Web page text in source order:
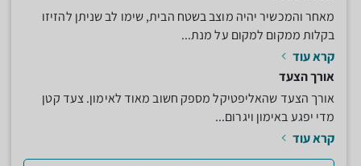
מאחר והמכשיר יהיה מוצב בשטח הבית, שימו לב שניתן להזיזו
בקלות ממקום למקום על מנת...
קרא עוד
אורך הצעד
אורך הצעד שהאליפטיקל מספק חשוב מאוד לאימון. צעד קטן
מדי יפגע באימון ויגרום...
קרא עוד